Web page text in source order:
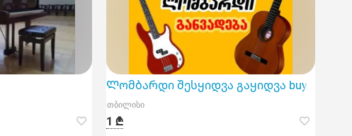
Ლომბარდი შესყიდვა გაყიდვა buy guitar
თბილისი
1 ₾